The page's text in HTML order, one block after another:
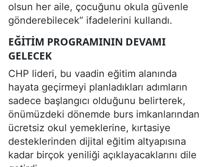
olsun her aile, çocuğunu okula güvenle
gönderebilecek” ifadelerini kullandı.
EĞITIM PROGRAMININ DEVAMI
GELECEK
CHP lideri, bu vaadin eğitim alanında
hayata geçirmeyi planladıkları adımların
sadece başlangıcı olduğunu belirterek,
önümüzdeki dönemde burs imkanlarından
ücretsiz okul yemeklerine, kırtasiye
desteklerinden dijital eğitim altyapısına
kadar birçok yeniliği açıklayacaklarını dile